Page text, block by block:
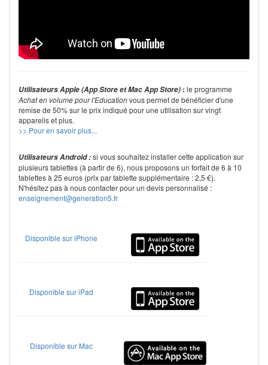
multiplication et étonner ses professeurs !
Utilisateurs Apple (App Store et Mac App Store) : le programme
Achat en volume pour l'Educationvous permet de bénéficier d'une
remise de 50% sur le prix indiqué pour une utilisation sur vingt
appareils et plus.
>> Pour en savoir plus...
Utilisateurs Android :si vous souhaitez installer cette application sur
plusieurs tablettes (à partir de 6), nous proposons un forfait de 6 à 10
tablettes à 25 euros (prix par tablette supplémentaire : 2,5 €).
N'hésitez pas à nous contacter pour un devis personnalisé :
enseignement@generation5.fr
Disponible sur iPhone
Disponible sur iPad
Disponible sur Mac